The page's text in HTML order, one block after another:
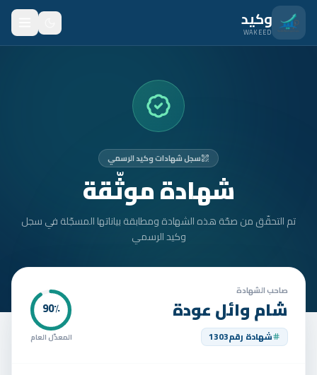
انتقل للمحتوى الرئيسي
وكيد
WAKEED
المتدربون
الأمان
تواصل
الوظائف
سجل شهادات وكيد الرسمي
شهادة موثّقة
تم التحقّق من صحّة هذه الشهادة ومطابقة بياناتها المسجّلة في سجل
وكيد الرسمي
صاحب الشهادة
شام وائل عودة
شهادة رقم1303
90٪
المعدّل العام